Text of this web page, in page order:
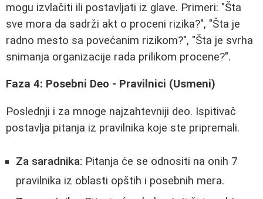
mogu izvlačiti ili postavljati iz glave. Primeri: "Šta
sve mora da sadrži akt o proceni rizika?", "Šta je
radno mesto sa povećanim rizikom?", "Šta je svrha
snimanja organizacije rada prilikom procene?".
Faza 4: Posebni Deo - Pravilnici (Usmeni)
Poslednji i za mnoge najzahtevniji deo. Ispitivač
postavlja pitanja iz pravilnika koje ste pripremali.
Za saradnika: Pitanja će se odnositi na onih 7
pravilnika iz oblasti opštih i posebnih mera.